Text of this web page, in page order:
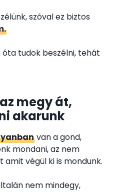
szóval ez biztos
tudok beszélni, tehát
megy át,
akarunk
van a gond,
mondani, az nem
amit végül ki is mondunk.
nem mindegy,